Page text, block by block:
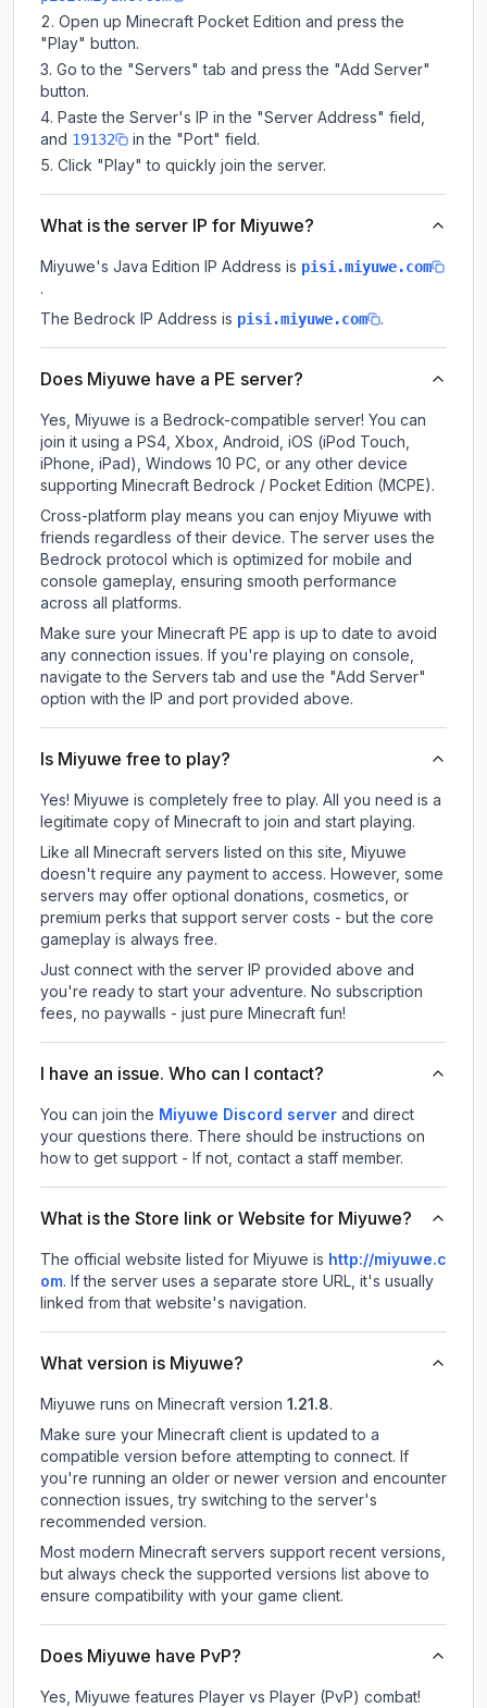
Open up Minecraft Pocket Edition and press the
"Play" button.
Go to the "Servers" tab and press the "Add Server"
button.
Paste the Server's IP in the "Server Address" field,
and 19132
in the "Port" field.
Click "Play" to quickly join the server.
What is the server IP for Miyuwe?
Miyuwe's Java Edition IP Address is pisi.miyuwe.com
.
The Bedrock IP Address is pisi.miyuwe.com .
Does Miyuwe have a PE server?
Yes, Miyuwe is a Bedrock-compatible server! You can
join it using a PS4, Xbox, Android, iOS (iPod Touch,
iPhone, iPad), Windows 10 PC, or any other device
supporting Minecraft Bedrock / Pocket Edition (MCPE).
Cross-platform play means you can enjoy Miyuwe with
friends regardless of their device. The server uses the
Bedrock protocol which is optimized for mobile and
console gameplay, ensuring smooth performance
across all platforms.
Make sure your Minecraft PE app is up to date to avoid
any connection issues. If you're playing on console,
navigate to the Servers tab and use the "Add Server"
option with the IP and port provided above.
Is Miyuwe free to play?
Yes! Miyuwe is completely free to play. All you need is a
legitimate copy of Minecraft to join and start playing.
Like all Minecraft servers listed on this site, Miyuwe
doesn't require any payment to access. However, some
servers may offer optional donations, cosmetics, or
premium perks that support server costs - but the core
gameplay is always free.
Just connect with the server IP provided above and
you're ready to start your adventure. No subscription
fees, no paywalls - just pure Minecraft fun!
I have an issue. Who can I contact?
You can join the Miyuwe Discord server and direct
your questions there. There should be instructions on
how to get support - If not, contact a staff member.
What is the Store link or Website for Miyuwe?
The official website listed for Miyuwe is http://miyuwe.c
om. If the server uses a separate store URL, it's usually
linked from that website's navigation.
What version is Miyuwe?
Miyuwe runs on Minecraft version 1.21.8.
Make sure your Minecraft client is updated to a
compatible version before attempting to connect. If
you're running an older or newer version and encounter
connection issues, try switching to the server's
recommended version.
Most modern Minecraft servers support recent versions,
but always check the supported versions list above to
ensure compatibility with your game client.
Does Miyuwe have PvP?
Yes, Miyuwe features Player vs Player (PvP) combat!